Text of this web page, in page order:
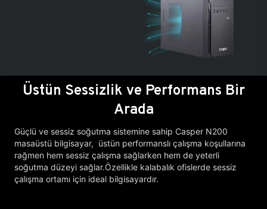
Üstün Sessizlik ve Performans Bir
Arada
Güçlü ve sessiz soğutma sistemine sahip Casper N200
masaüstü bilgisayar, üstün performanslı çalışma koşullarına
rağmen hem sessiz çalışma sağlarken hem de yeterli
soğutma düzeyi sağlar.Özellikle kalabalık ofislerde sessiz
çalışma ortamı için ideal bilgisayardır.